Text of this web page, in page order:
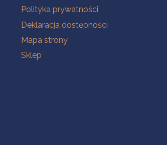
Polityka prywatności
Deklaracja dostępności
Mapa strony
Sklep